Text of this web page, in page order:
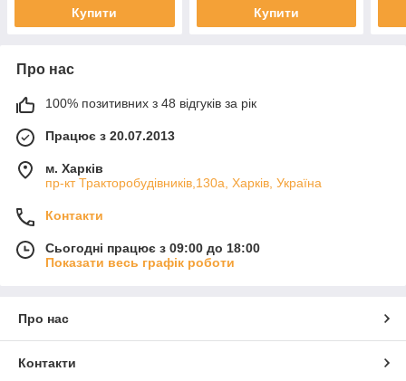
Купити Купити
Про нас
100% позитивних з 48 відгуків за рік
Працює з 20.07.2013
м. Харків
пр-кт Тракторобудівників,130а, Харків, Україна
Контакти
Сьогодні працює з 09:00 до 18:00
Показати весь графік роботи
Про нас
Контакти